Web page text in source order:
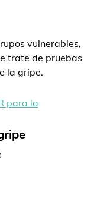
vulnerables,
trate de pruebas
la gripe.